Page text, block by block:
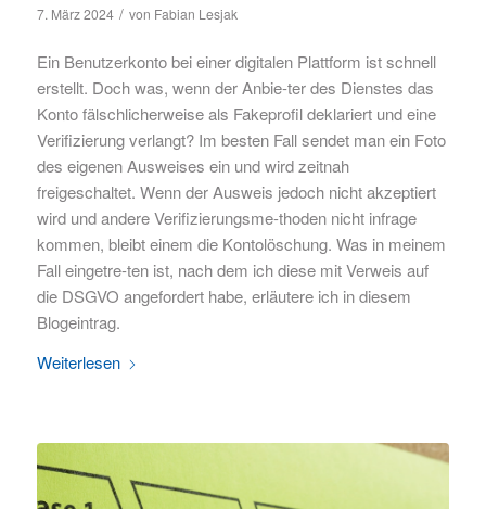
7. März 2024 / von Fabian Lesjak
Ein Benutzerkonto bei einer digitalen Plattform ist schnell
erstellt. Doch was, wenn der Anbie-ter des Dienstes das
Konto fälschlicherweise als Fakeprofil deklariert und eine
Verifizierung verlangt? Im besten Fall sendet man ein Foto
des eigenen Ausweises ein und wird zeitnah
freigeschaltet. Wenn der Ausweis jedoch nicht akzeptiert
wird und andere Verifizierungsme-thoden nicht infrage
kommen, bleibt einem die Kontolöschung. Was in meinem
Fall eingetre-ten ist, nach dem ich diese mit Verweis auf
die DSGVO angefordert habe, erläutere ich in diesem
Blogeintrag.
Weiterlesen